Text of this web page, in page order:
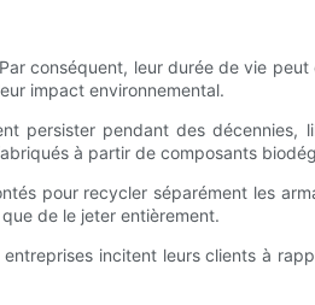
conséquent, leur durée de vie
impact environnemental.
persister pendant des décennies,
à partir de composants
pour recycler séparément les
de le jeter entièrement.
incitent leurs clients à